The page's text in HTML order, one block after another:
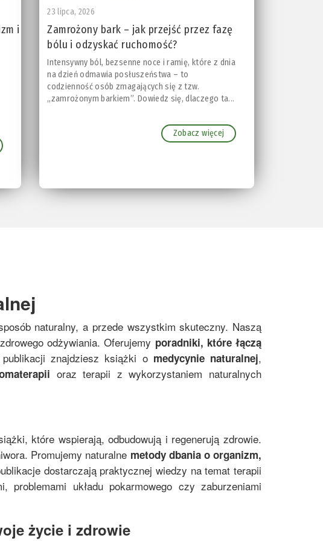
i
23 lipca, 2026
Zamrożony bark – jak przejść przez fazę
bólu i odzyskać ruchomość?
Intensywny ból, bezsenne noce i ramię, które z dnia
na dzień odmawia posłuszeństwa – to
codzienność osób zmagających się z tzw.
„zamrożonym barkiem”. Dowiedz się, dlaczego ta...
Zobacz więcej
naturalny, a przede wszystkim skuteczny. Naszą
odżywiania. Oferujemy poradniki, które łączą
znajdziesz książki o medycynie naturalnej,
oraz terapii z wykorzystaniem naturalnych
które wspierają, odbudowują i regenerują zdrowie.
Promujemy naturalne metody dbania o organizm,
dostarczają praktycznej wiedzy na temat terapii
układu pokarmowego czy zaburzeniami
życie i zdrowie